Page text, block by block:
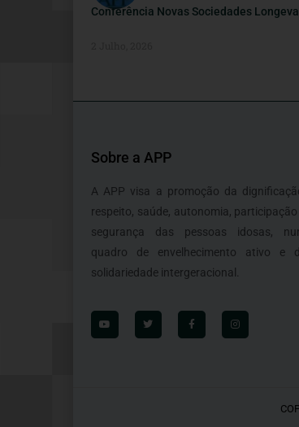
Conferência Novas Sociedades
Sobre a APP
A APP visa a promoção da
respeito, saúde, autonomia, participação
segurança das pessoas idosas,
quadro de envelhecimento ativo e
solidariedade intergeracional.